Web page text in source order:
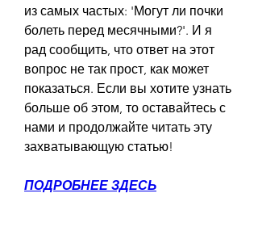
из самых частых: 'Могут ли почки
болеть перед месячными?'. И я
рад сообщить, что ответ на этот
вопрос не так прост, как может
показаться. Если вы хотите узнать
больше об этом, то оставайтесь с
нами и продолжайте читать эту
захватывающую статью!
ПОДРОБНЕЕ ЗДЕСЬ